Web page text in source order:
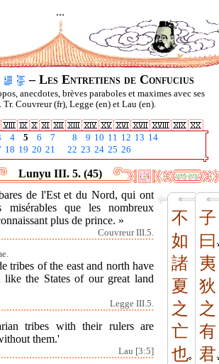
...
– Les Entretiens de Confucius
anecdotes, brèves paraboles et maximes avec ses
Tr. Couvreur (fr), Legge (en) et Lau (en).
4 5 6 7 8 9 10 11 12 13 14
18 19 20 21 22 23 24 25 26
Lunyu III. 5. (45)
不
如
諸
夏
之
亡
也
子
曰
夷
狄
之
有
君
de l'Est et du Nord, qui ont
misérables que les nombreux
plus de prince. »
Couvreur III.5.
tribes of the east and north have
the States of our great land
Legge III.5.
tribes with their rulers are
them.'
Lau [3:5]